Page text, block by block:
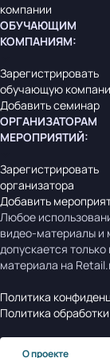
компании
ОБУЧАЮЩИМ
КОМПАНИЯМ:
Зарегистрировать
обучающую
Добавить семинар
ОРГАНИЗАТОРАМ
МЕРОПРИЯТИЙ:
Зарегистрировать
организатора
Добавить
Любое
видео-материалы и
допускается
материала на
Политика
Политика
О проекте